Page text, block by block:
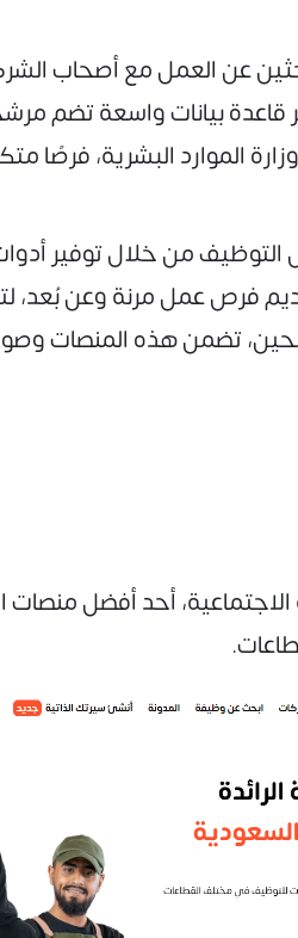
عن العمل مع أصحاب
قاعدة بيانات واسعة
الموارد البشرية،
من خلال توفير أدوات
فرص عمل مرنة وعن بُعد،
تضمن هذه المنصات
الاجتماعية، أحد أفضل